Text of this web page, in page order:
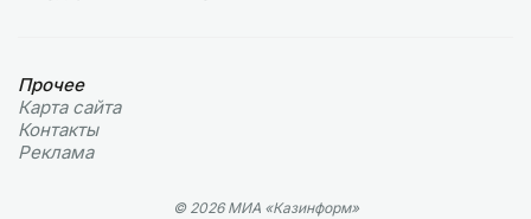
Прочее
Карта сайта
Контакты
Реклама
© 2026 МИА «Казинформ»